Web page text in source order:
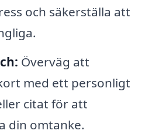
och säkerställa att
Överväg att
med ett personligt
citat för att
din omtanke.